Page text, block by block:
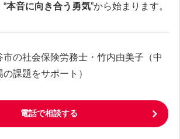
本音に向き合う勇気”から始まります。
の社会保険労務士・竹内由美子（中
課題をサポート）
電話で相談する